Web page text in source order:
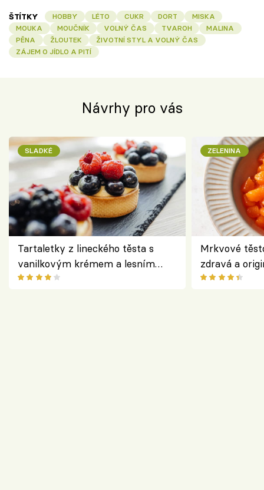
ŠTÍTKY HOBBY LÉTO CUKR DORT
MISKA
MOUKA
MOUČNÍK VOLNÝ ČAS TVAROH
MALINA
PĚNA
ŽLOUTEK
ŽIVOTNÍ STYL A VOLNÝ ČAS
ZÁJEM O JÍDLO A PITÍ
Návrhy pro vás
SLADKÉ
Tartaletky z lineckého těsta s
vanilkovým krémem a lesním
ovocem podle Bread Society
ZELENINA
Mrkvové
zdravá a
klasiky